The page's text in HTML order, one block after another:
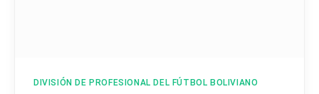
DIVISIÓN DE PROFESIONAL DEL FÚTBOL BOLIVIANO